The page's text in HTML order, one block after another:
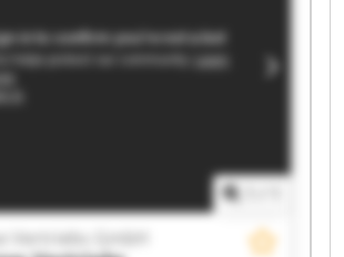
LüneHanse Vertriebs GmbH
GmbH LüneHanse
LüneHanse Vertriebs GmbH
Vertriebs GmbH LüneHanse
Vertriebs GmbH